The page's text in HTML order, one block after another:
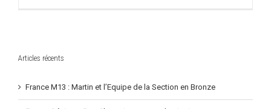
Articles récents
France M13 : Martin et l’Equipe de la Section en Bronze